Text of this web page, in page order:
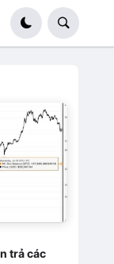
trả các